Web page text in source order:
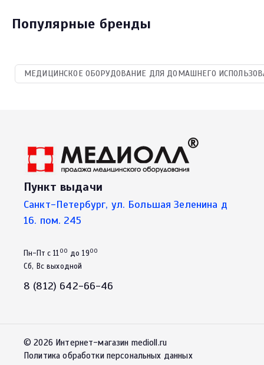
Популярные бренды
МЕДИЦИНСКОЕ ОБОРУДОВАНИЕ ДЛЯ ДОМАШНЕГО
Пункт выдачи
Санкт-Петербург, ул. Большая Зеленина д
16. пом. 245
Пн-Пт с 1100 до 1900
Сб, Вс выходной
8 (812) 642-66-46
© 2026 Интернет-магазин medioll.ru
Политика обработки персональных данных